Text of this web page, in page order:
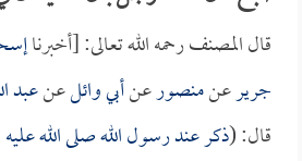
قال المصنف رحمه الله تعالى: [أخبرنا
جريرعنمنصورعنأبي وائلعنعبد
قال: (ذكر عند رسول الله صلى الله